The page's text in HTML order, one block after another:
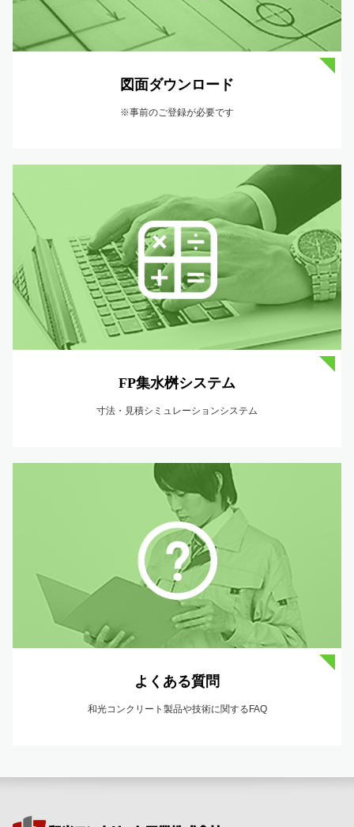
図面ダウンロード
※事前のご登録が必要です
FP集水桝システム
寸法・見積シミュレーションシステム
よくある質問
和光コンクリート製品や技術に関するFAQ